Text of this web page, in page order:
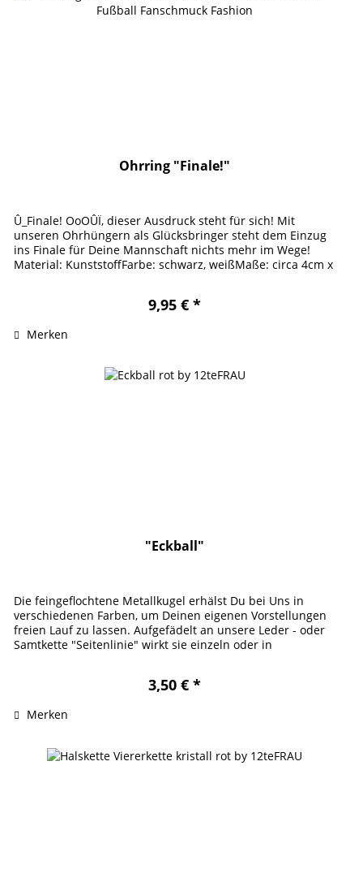
Ohrring "Finale!"
Û_Finale! OoOÛÏ, dieser Ausdruck steht für sich! Mit
unseren Ohrhüngern als Glücksbringer steht dem Einzug
ins Finale für Deine Mannschaft nichts mehr im Wege!
Material: KunststoffFarbe: schwarz, weißMaße: circa 4cm x
9,95 € *
Merken
"Eckball"
Die feingeflochtene Metallkugel erhälst Du bei Uns in
verschiedenen Farben, um Deinen eigenen Vorstellungen
freien Lauf zu lassen. Aufgefädelt an unsere Leder - oder
Samtkette "Seitenlinie" wirkt sie einzeln oder in
3,50 € *
Merken